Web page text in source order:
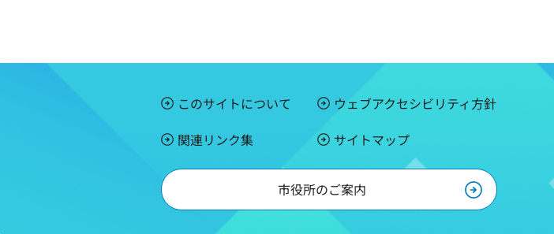
このサイトについて
ウェブアクセシビリティ方針
関連リンク集
サイトマップ
市役所のご案内